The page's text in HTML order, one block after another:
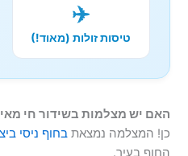
✈️
טיסות זולות (מאוד!)
האם יש מצלמות בשידור חי
כן! המצלמה נמצאתבחוף ניסי
החוף בעיר.